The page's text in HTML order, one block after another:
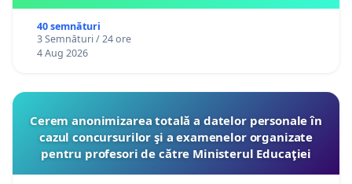
40 semnături
3 Semnături / 24 ore
4 Aug 2026
Cerem anonimizarea totală a datelor personale în
cazul concursurilor şi a examenelor organizate
pentru profesori de către Ministerul Educaţiei